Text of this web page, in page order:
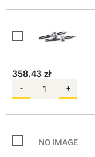
358.43 zł
- +